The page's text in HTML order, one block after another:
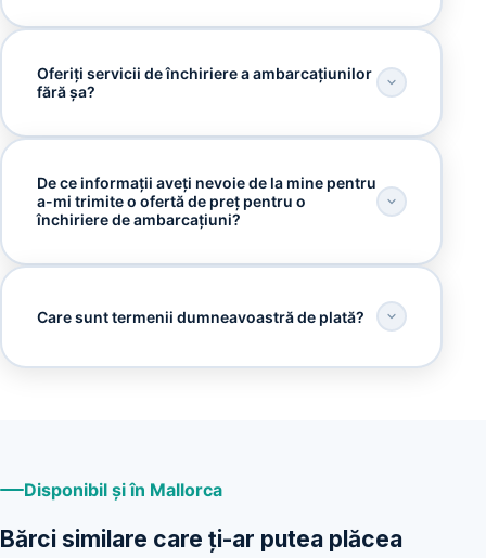
Oferiți servicii de închiriere a ambarcațiunilor
fără șa?
De ce informații aveți nevoie de la mine pentru
a-mi trimite o ofertă de preț pentru o
închiriere de ambarcațiuni?
Care sunt termenii dumneavoastră de plată?
Disponibil și în Mallorca
Bărci similare care ți-ar putea plăcea